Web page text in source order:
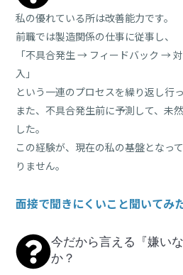
私の優れている所は改善能力です。
前職では製造関係の仕事に従事し、
「不具合発生 → フィードバック →
入」
という一連のプロセスを繰り返し行
また、不具合発生前に予測して、未
した。
この経験が、現在の私の基盤となっ
りません。
面接で聞きにくいこと聞いてみ
今だから言える『嫌い
か？